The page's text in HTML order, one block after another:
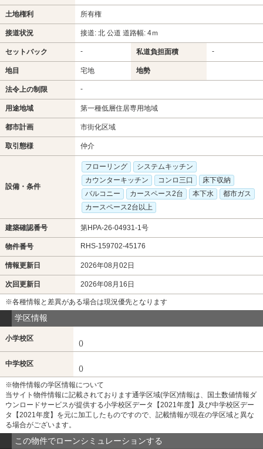
土地権利 所有権
接道状況 接道: 北 公道 道路幅: 4ｍ
セットバック - 私道負担面積 -
地目 宅地 地勢
法令上の制限 -
用途地域 第一種低層住居専用地域
都市計画 市街化区域
取引態様 仲介
設備・条件
フローリング
システムキッチン
カウンターキッチン
コンロ三口
床下収納
バルコニー
カースペース2台 本下水
都市ガス
カースペース2台以上
建築確認番号 第HPA-26-04931-1号
物件番号 RHS-159702-45176
情報更新日 2026年08月02日
次回更新日 2026年08月16日
※各種情報と差異がある場合は現況優先となります
学区情報
小学校区
()
中学校区
()
※物件情報の学区情報について
当サイト物件情報に記載されております通学区域(学区)情報は、国土数値情報ダ
ウンロードサービスが提供する小学校区データ【2021年度】及び中学校区デー
タ【2021年度】を元に加工したものですので、記載情報が現在の学区域と異な
る場合がございます。
この物件でローンシミュレーションする